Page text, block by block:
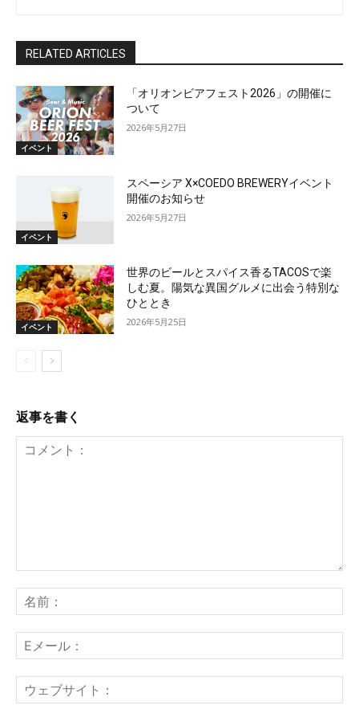
RELATED ARTICLES
イベント
「オリオンビアフェスト2026」の開催に
ついて
2026年5月27日
イベント
スペーシア X×COEDO BREWERYイベント
開催のお知らせ
2026年5月27日
イベント
世界のビールとスパイス香るTACOSで楽
しむ夏。陽気な異国グルメに出会う特別な
ひととき
2026年5月25日
返事を書く
ン
ト：
前
メ
ー
ェ